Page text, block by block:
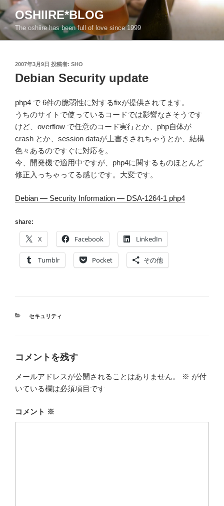
ン
テ
ン
OSHIIRE*BLOG
The oshiire has been full of love since 1999
投
稿
日:
2007年3月9日 投稿者: SHO
Debian Security update
php4 で 6件の脆弱性に対するfixが提供されてます。
うちのサイトで使っているコードでは影響なさそうです
けど、overflow で任意のコード実行とか、php自体が
crash とか、session dataが上書きされちゃうとか、結構
色々あるのですぐに対応を。
今、開発機で適用中ですが、php4に関するものほとんど
修正入っちゃってる感じです。大変です。
Debian — Security Information — DSA-1264-1 php4
share:
X Facebook LinkedIn
Tumblr Pocket その他
カ
セキュリティ
コメントを残す
メールアドレスが公開されることはありません。 ※ が付
いている欄は必須項目です
コメント ※